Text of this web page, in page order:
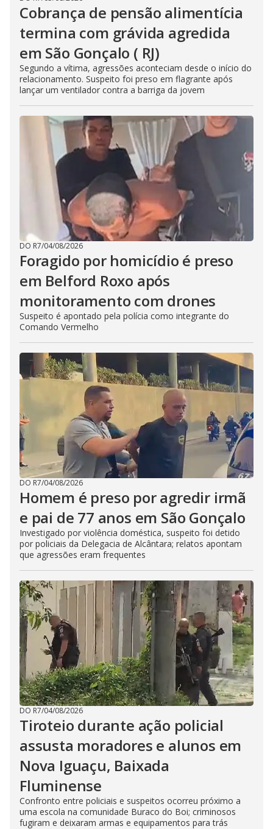
Cobrança de pensão alimentícia
termina com grávida agredida
em São Gonçalo ( RJ)
Segundo a vítima, agressões aconteciam desde o início do
relacionamento. Suspeito foi preso em flagrante após
lançar um ventilador contra a barriga da jovem
DO R7/04/08/2026
Foragido por homicídio é preso
em Belford Roxo após
monitoramento com drones
Suspeito é apontado pela polícia como integrante do
Comando Vermelho
DO R7/04/08/2026
Homem é preso por agredir irmã
e pai de 77 anos em São Gonçalo
Investigado por violência doméstica, suspeito foi detido
por policiais da Delegacia de Alcântara; relatos apontam
que agressões eram frequentes
DO R7/04/08/2026
Tiroteio durante ação policial
assusta moradores e alunos em
Nova Iguaçu, Baixada
Fluminense
Confronto entre policiais e suspeitos ocorreu próximo a
uma escola na comunidade Buraco do Boi; criminosos
fugiram e deixaram armas e equipamentos para trás